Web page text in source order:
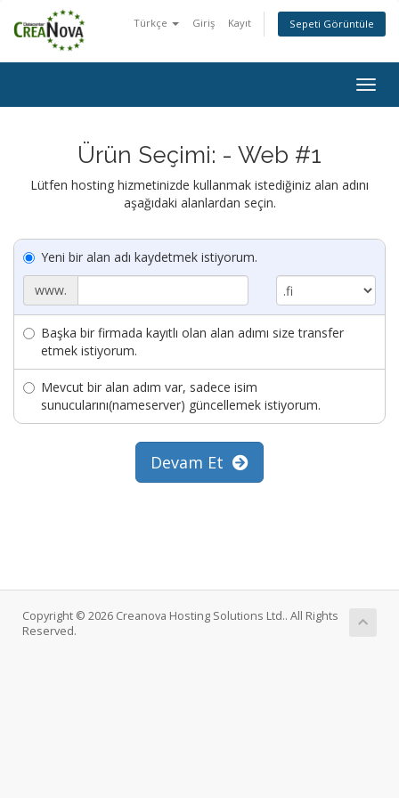
Türkçe Giriş Kayıt Sepeti Görüntüle
Ürün Seçimi: - Web #1
Lütfen hosting hizmetinizde kullanmak istediğiniz alan adını
aşağıdaki alanlardan seçin.
Yeni bir alan adı kaydetmek istiyorum.
www.
Başka bir firmada kayıtlı olan alan adımı size transfer
etmek istiyorum.
Mevcut bir alan adım var, sadece isim
sunucularını(nameserver) güncellemek istiyorum.
Devam Et
Copyright © 2026 Creanova Hosting Solutions Ltd.. All Rights
Reserved.